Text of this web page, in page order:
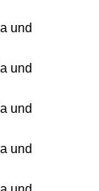
und
und
und
und